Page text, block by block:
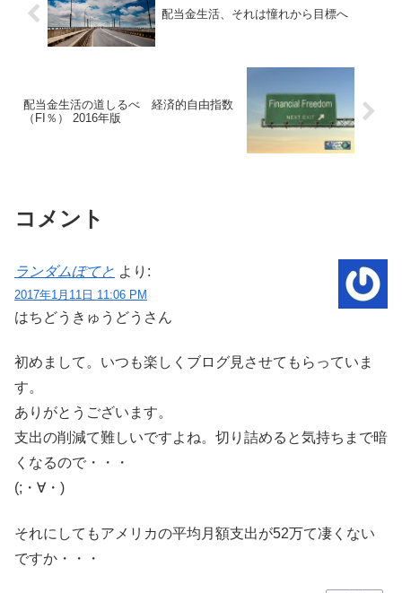
配当金生活、それは憧れから目標へ
配当金生活の道しるべ 経済的自由指数
（FI％） 2016年版
コメント
ランダムぽてと より:
2017年1月11日 11:06 PM
はちどうきゅうどうさん
初めまして。いつも楽しくブログ見させてもらっていま
す。
ありがとうございます。
支出の削減て難しいですよね。切り詰めると気持ちまで暗
くなるので・・・
(;・∀・)
それにしてもアメリカの平均月額支出が52万て凄くない
ですか・・・